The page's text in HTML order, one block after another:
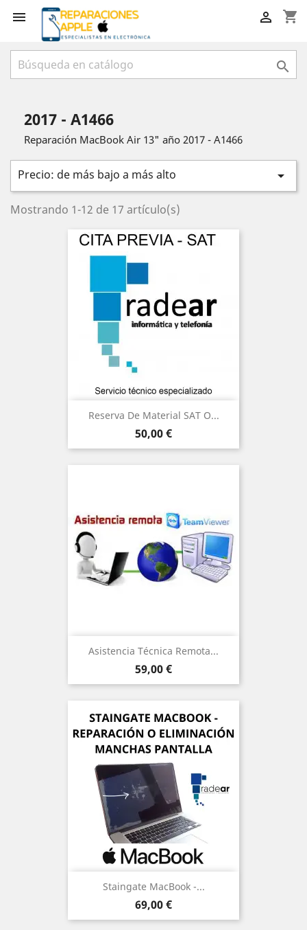
 shopping_cart


2017 - A1466
Reparación MacBook Air 13" año 2017 - A1466
Precio: de más bajo a más alto 
Mostrando 1-12 de 17 artículo(s)
Reserva De Material SAT O...
Precio
50,00 €
Asistencia Técnica Remota...
Precio
59,00 €
Staingate MacBook -...
Precio
69,00 €